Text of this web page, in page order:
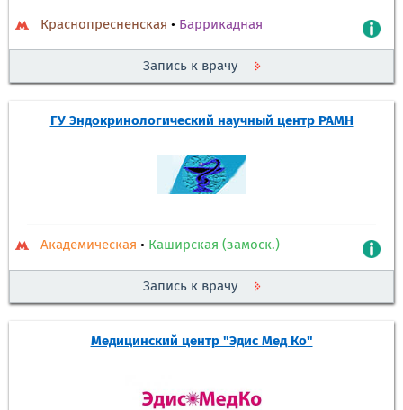
Краснопресненская • Баррикадная
Запись к врачу
ГУ Эндокринологический научный центр РАМН
Академическая • Каширская (замоск.)
Запись к врачу
Медицинский центр "Эдис Мед Ко"